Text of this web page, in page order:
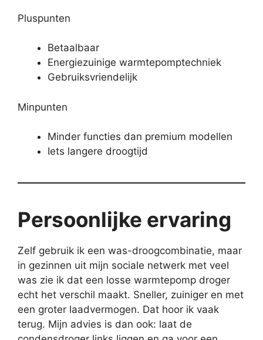
Pluspunten
Betaalbaar
Energiezuinige warmtepomptechniek
Gebruiksvriendelijk
Minpunten
Minder functies dan premium modellen
Iets langere droogtijd
Persoonlijke ervaring
Zelf gebruik ik een was-droogcombinatie, maar
in gezinnen uit mijn sociale netwerk met veel
was zie ik dat een losse warmtepomp droger
echt het verschil maakt. Sneller, zuiniger en met
een groter laadvermogen. Dat hoor ik vaak
terug. Mijn advies is dan ook: laat de